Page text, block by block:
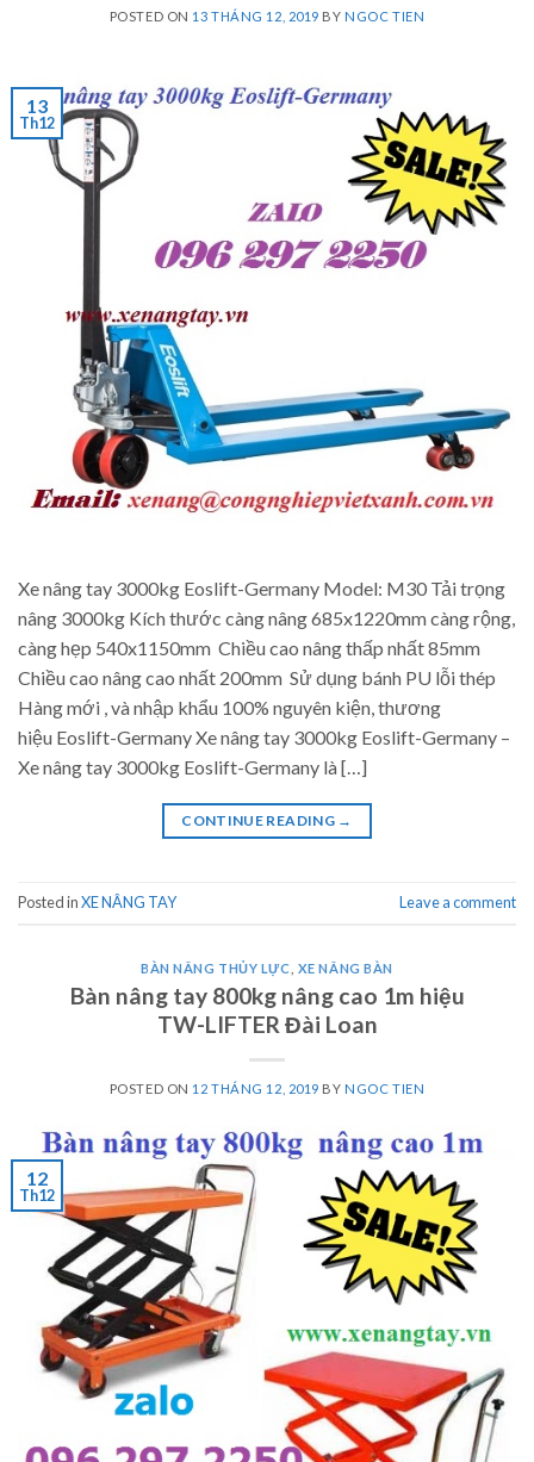
POSTED ON 13 THÁNG 12, 2019 BYNGOC TIEN
13
Th12
Xe nâng tay 3000kg Eoslift-Germany Model: M30 Tải trọng
nâng 3000kg Kích thước càng nâng 685x1220mm càng rộng,
càng hẹp 540x1150mm Chiều cao nâng thấp nhất 85mm
Chiều cao nâng cao nhất 200mm Sử dụng bánh PU lỗi thép
Hàng mới , và nhập khẩu 100% nguyên kiện, thương
hiệu Eoslift-Germany Xe nâng tay 3000kg Eoslift-Germany –
Xe nâng tay 3000kg Eoslift-Germany là […]
CONTINUE READING →
Posted inXE NÂNG TAY Leave a comment
BÀN NÂNG THỦY LỰC XE NÂNG BÀN
Bàn nâng tay 800kg nâng cao 1m hiệu
TW-LIFTER Đài Loan
POSTED ON 12 THÁNG 12, 2019 BYNGOC TIEN
12
Th12